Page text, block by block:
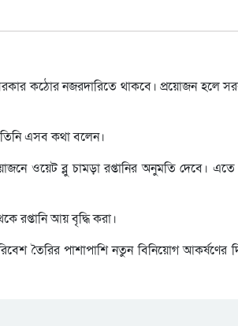
সরকার কঠোর নজরদারিতে থাকবে। প্রয়োজন হলে
তিনি এসব কথা বলেন।
ওয়েট ব্লু চামড়া রপ্তানির অনুমতি দেবে।
রপ্তানি আয় বৃদ্ধি করা।
তৈরির পাশাপাশি নতুন বিনিয়োগ আকর্ষণের